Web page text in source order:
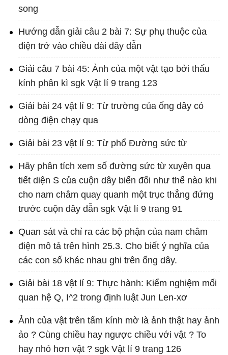
song
Hướng dẫn giải câu 2 bài 7: Sự phụ thuộc của
điện trở vào chiều dài dây dẫn
Giải câu 7 bài 45: Ảnh của một vật tạo bởi thấu
kính phân kì sgk Vật lí 9 trang 123
Giải bài 24 vật lí 9: Từ trường của ống dây có
dòng điện chạy qua
Giải bài 23 vật lí 9: Từ phổ Đường sức từ
Hãy phân tích xem số đường sức từ xuyên qua
tiết diện S của cuộn dây biến đổi như thế nào khi
cho nam châm quay quanh một trục thẳng đứng
trước cuộn dây dẫn sgk Vật lí 9 trang 91
Quan sát và chỉ ra các bộ phận của nam châm
điện mô tả trên hình 25.3. Cho biết ý nghĩa của
các con số khác nhau ghi trên ống dây.
Giải bài 18 vật lí 9: Thực hành: Kiểm nghiệm mối
quan hệ Q, I^2 trong định luật Jun Len-xơ
Ảnh của vật trên tấm kính mờ là ảnh thật hay ảnh
ảo ? Cùng chiều hay ngược chiều với vật ? To
hay nhỏ hơn vật ? sgk Vật lí 9 trang 126